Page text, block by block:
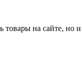
на сайте, но